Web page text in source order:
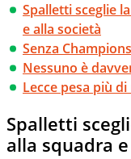
Spalletti sceglie
e alla società
Senza
Nessuno è
Lecce pesa più
Spalletti
alla squadra